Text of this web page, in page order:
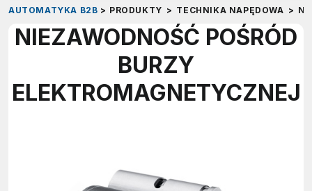
AUTOMATYKA B2B > PRODUKTY > TECHNIKA NAPĘDOWA >
NIEZAWODNOŚĆ POŚRÓD
BURZY
ELEKTROMAGNETYCZNEJ